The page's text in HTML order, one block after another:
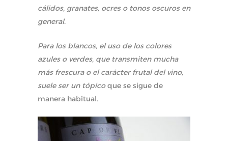
cálidos, granates, ocres o tonos oscuros en
general.
Para los blancos, el uso de los colores
azules o verdes, que transmiten mucha
más frescura o el carácter frutal del vino,
suele ser un tópicoque se sigue de
manera habitual.